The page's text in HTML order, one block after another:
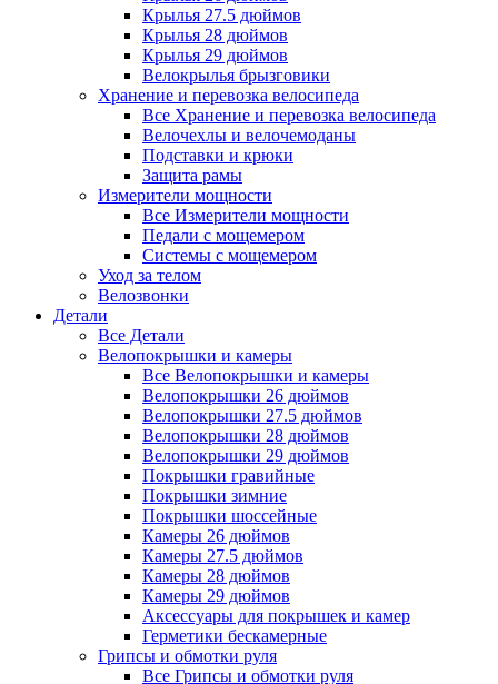
Крылья 27.5 дюймов
Крылья 28 дюймов
Крылья 29 дюймов
Велокрылья брызговики
Хранение и перевозка велосипеда
Все Хранение и перевозка велосипеда
Велочехлы и велочемоданы
Подставки и крюки
Защита рамы
Измерители мощности
Все Измерители мощности
Педали с мощемером
Системы с мощемером
Уход за телом
Велозвонки
Детали
Все Детали
Велопокрышки и камеры
Все Велопокрышки и камеры
Велопокрышки 26 дюймов
Велопокрышки 27.5 дюймов
Велопокрышки 28 дюймов
Велопокрышки 29 дюймов
Покрышки гравийные
Покрышки зимние
Покрышки шоссейные
Камеры 26 дюймов
Камеры 27.5 дюймов
Камеры 28 дюймов
Камеры 29 дюймов
Аксессуары для покрышек и камер
Герметики бескамерные
Грипсы и обмотки руля
Все Грипсы и обмотки руля